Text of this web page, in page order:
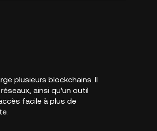
plusieurs blockchains. Il
ainsi qu'un outil
facile à plus de